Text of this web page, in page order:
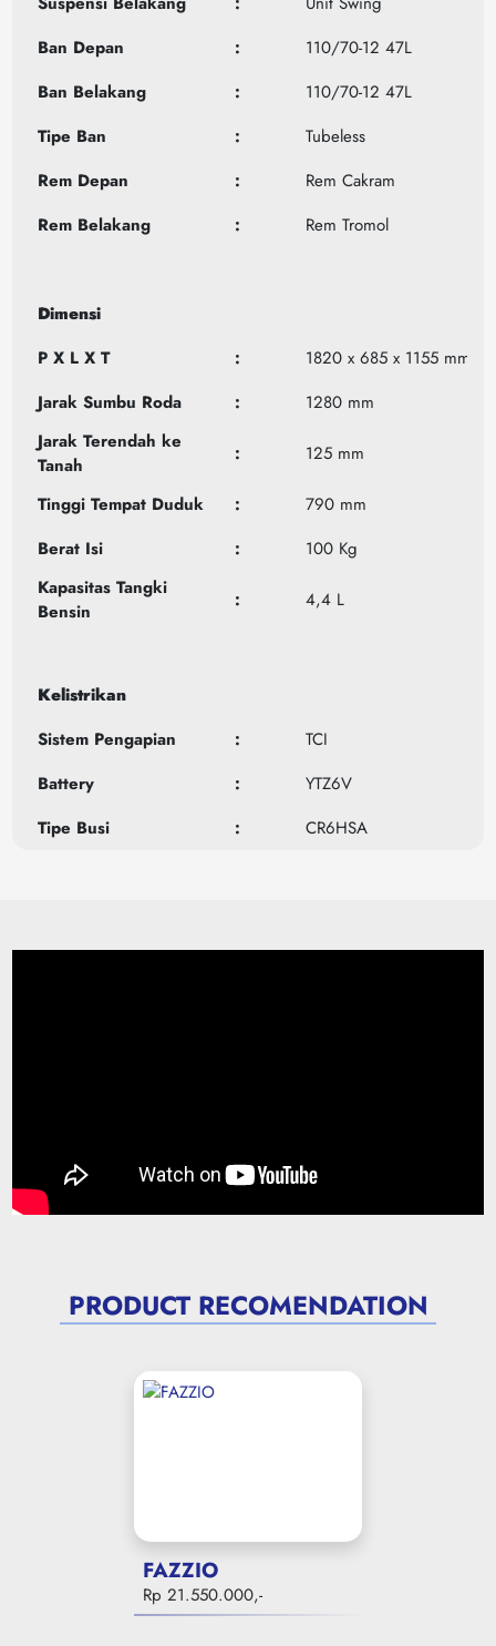
Ban Depan
:
110/70-12 47L
Ban Belakang
:
110/70-12 47L
Tipe Ban
:
Tubeless
Rem Depan
:
Rem Cakram
Rem Belakang
: Rem Tromol
Dimensi
P X L X T
:
1820 x 685 x 1155 mm
Jarak Sumbu Roda
:
1280 mm
Jarak Terendah ke
Tanah
: 125 mm
Tinggi Tempat Duduk :
790 mm
Berat Isi
:
100 Kg
Kapasitas Tangki
Bensin
: 4,4 L
Kelistrikan
Sistem Pengapian
:
TCI
Battery
:
YTZ6V
Tipe Busi
: CR6HSA
PRODUCT RECOMENDATION
FAZZIO
Rp 21.550.000,-